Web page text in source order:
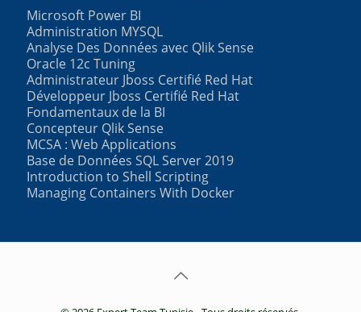
Microsoft Power BI
Administration MYSQL
Analyse Des Données avec Qlik Sense
Oracle 12c Tuning
Administrateur Jboss Certifié Red Hat
Développeur Jboss Certifié Red Hat
Fondamentaux de la BI
Concepteur Qlik Sense
MCSA : Web Applications
Base de Données SQL Server 2019
Introduction to Shell Scripting
Managing Containers With Docker